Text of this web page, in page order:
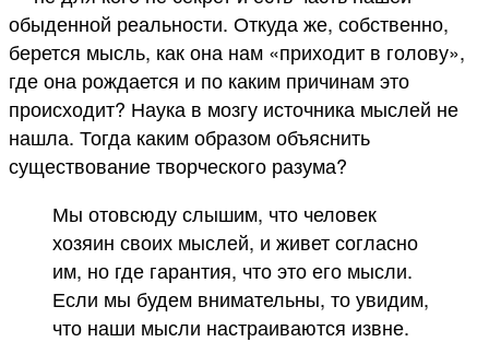
обыденной реальности. Откуда же, собственно,
берется мысль, как она нам «приходит в голову»,
где она рождается и по каким причинам это
происходит? Наука в мозгу источника мыслей не
нашла. Тогда каким образом объяснить
существование творческого разума?
Мы отовсюду слышим, что человек
хозяин своих мыслей, и живет согласно
им, но где гарантия, что это его мысли.
Если мы будем внимательны, то увидим,
что наши мысли настраиваются извне.